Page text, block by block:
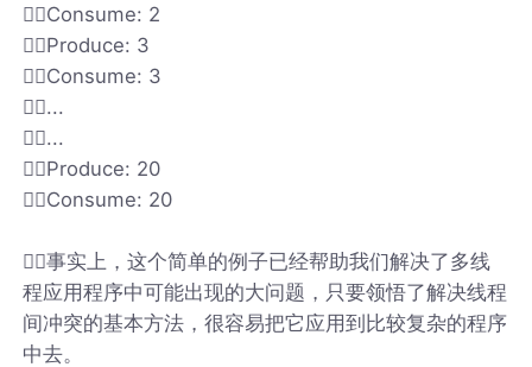
Consume: 2
Produce: 3
Consume: 3
...
...
Produce: 20
Consume: 20
事实上，这个简单的例子已经帮助我们解决了多线
程应用程序中可能出现的大问题，只要领悟了解决线程
间冲突的基本方法，很容易把它应用到比较复杂的程序
中去。